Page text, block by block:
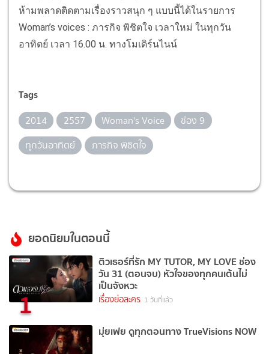
ห้ามพลาดติดตามเรื่องราวสนุก ๆ แบบนี้ได้ในรายการ
Woman’s voices : ภารกิจ พิชิตใจ เวลาใหม่ ในทุกวัน
อาทิตย์ เวลา 16.00 น. ทางโมเดิร์นไนน์
Tags
2014 2557 Woman's Voice
ช่อง 9
ทุกวันอาทิตย์
ภารกิจ พิชิตใจ
ยอดนิยมในตอนนี้
1
ติวเธอร์ที่รัก MY TUTOR, MY LOVE ช่อง
วัน 31 (ตอนจบ) หัวใจของทุกคนเต้นไม่
เป็นจังหวะ
เรื่องย่อละคร 1 วันที่แล้ว
มุ่ยเฟย ดูทุกตอนทาง TrueVisions NOW